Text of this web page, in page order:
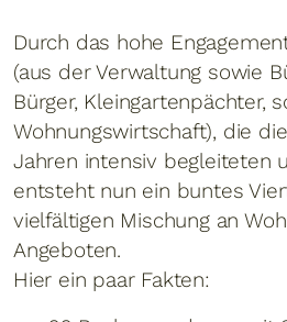
Durch das hohe
(aus der Verwaltung sowie
Bürger, Kleingartenpächter,
Wohnungswirtschaft), die
Jahren intensiv begleiteten
entsteht nun ein buntes
vielfältigen Mischung an
Angeboten.
Hier ein paar Fakten: